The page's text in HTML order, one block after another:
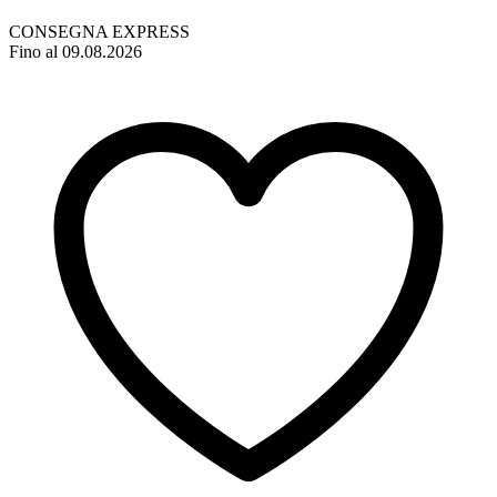
CONSEGNA EXPRESS
Fino al 09.08.2026